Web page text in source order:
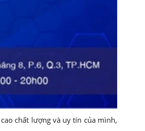
chất lượng và uy tín của mình,